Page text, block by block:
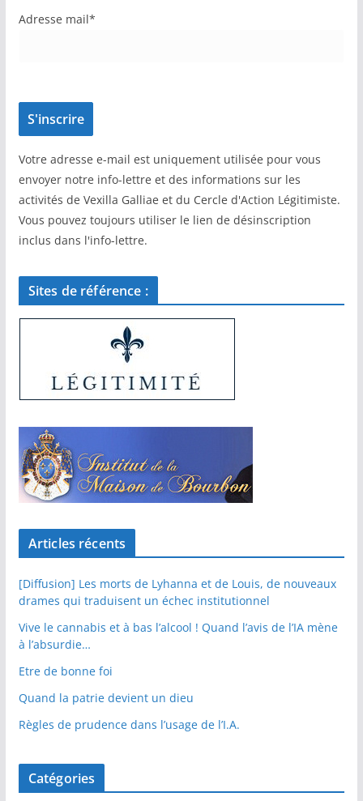
Adresse mail*
Votre adresse e-mail est uniquement utilisée pour vous
envoyer notre info-lettre et des informations sur les
activités de Vexilla Galliae et du Cercle d'Action Légitimiste.
Vous pouvez toujours utiliser le lien de désinscription
inclus dans l'info-lettre.
Sites de référence :
Articles récents
[Diffusion] Les morts de Lyhanna et de Louis, de nouveaux
drames qui traduisent un échec institutionnel
Vive le cannabis et à bas l’alcool ! Quand l’avis de l’IA mène
à l’absurdie…
Etre de bonne foi
Quand la patrie devient un dieu
Règles de prudence dans l’usage de l’I.A.
Catégories